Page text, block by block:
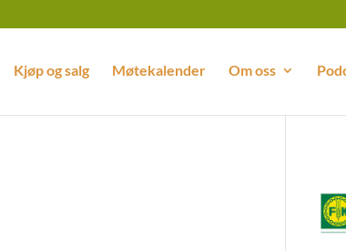
Kjøp og salg Møtekalender Om oss